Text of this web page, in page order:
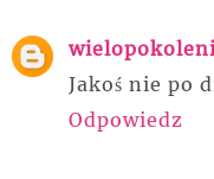
Jakoś nie po
Odpowiedz